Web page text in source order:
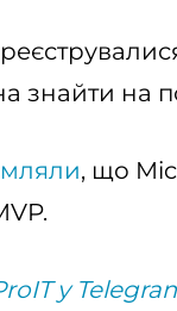
знайти на
, що
у